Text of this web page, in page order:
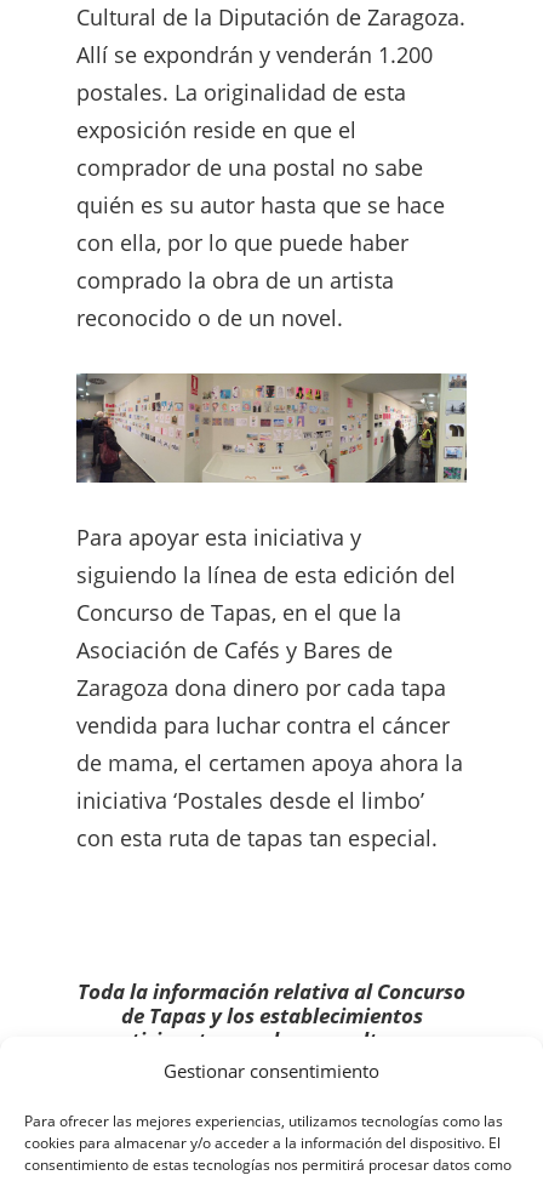
Gestionar consentimiento
Para ofrecer las mejores experiencias, utilizamos tecnologías como las
cookies para almacenar y/o acceder a la información del dispositivo. El
consentimiento de estas tecnologías nos permitirá procesar datos como
Cultural de la Diputación de Zaragoza.
Allí se expondrán y venderán 1.200
postales. La originalidad de esta
exposición reside en que el
comprador de una postal no sabe
quién es su autor hasta que se hace
con ella, por lo que puede haber
comprado la obra de un artista
reconocido o de un novel.
Para apoyar esta iniciativa y
siguiendo la línea de esta edición del
Concurso de Tapas, en el que la
Asociación de Cafés y Bares de
Zaragoza dona dinero por cada tapa
vendida para luchar contra el cáncer
de mama, el certamen apoya ahora la
iniciativa ‘Postales desde el limbo’
con esta ruta de tapas tan especial.
Toda la información relativa al Concurso
de Tapas y los establecimientos
participantes pueden consultarse en
www.concursodetapaszaragoza.com